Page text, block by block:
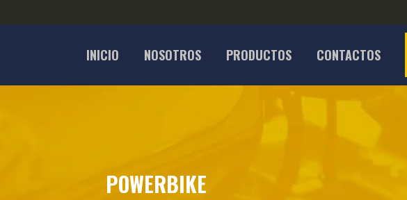
INICIO NOSOTROS PRODUCTOS CONTACTOS
POWERBIKE